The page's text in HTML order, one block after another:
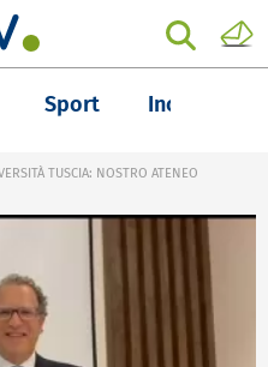
Sport Inchieste
TUSCIA: NOSTRO ATENEO